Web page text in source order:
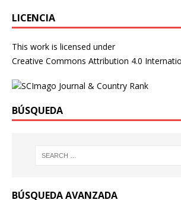
LICENCIA
This work is licensed under
Creative Commons Attribution 4.0
BÚSQUEDA
BÚSQUEDA AVANZADA